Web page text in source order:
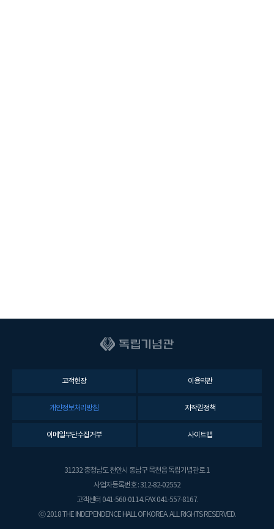
고객헌장 이용약관
개인정보처리방침 저작권정책
이메일무단수집거부 사이트맵
31232 충청남도 천안시 동남구 목천읍 독립기념관로 1
사업자등록번호 : 312-82-02552
고객센터 041-560-0114. FAX 041-557-8167.
ⓒ 2018 THE INDEPENDENCE HALL OF KOREA. ALL RIGHTS RESERVED.